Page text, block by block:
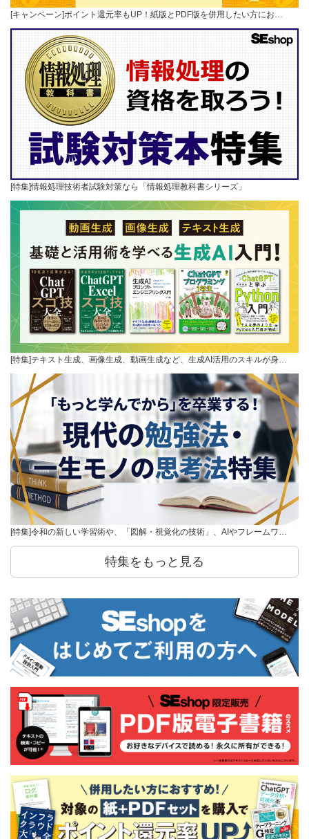
[キャンペーン]ポイント還元率もUP！紙版とPDF版を併用したい方にお…
[特集]情報処理技術者試験対策なら「情報処理教科書シリーズ」
[特集]テキスト生成、画像生成、動画生成など、生成AI活用のスキルが身…
[特集]令和の新しい学習術や、「図解・視覚化の技術」、AIやフレームワ…
特集をもっと見る